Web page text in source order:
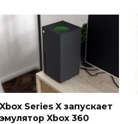
Xbox Series X запускает
эмулятор Xbox 360